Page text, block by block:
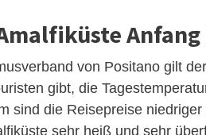
von Positano gilt
gibt, die
sind die Reisepreise
sehr heiß und sehr